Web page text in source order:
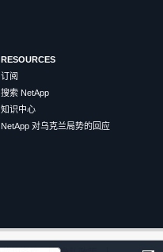
RESOURCES
订阅
搜索 NetApp
知识中心
NetApp 对乌克兰局势的回应